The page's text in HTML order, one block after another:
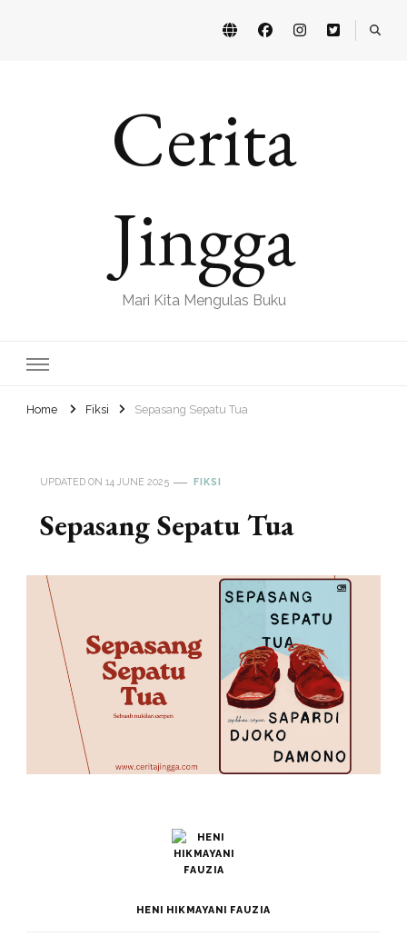
Cerita
Jingga
Mari Kita Mengulas Buku
Home Fiksi Sepasang Sepatu Tua
UPDATED ON 14 JUNE 2025 FIKSI
Sepasang Sepatu Tua
HENI HIKMAYANI FAUZIA